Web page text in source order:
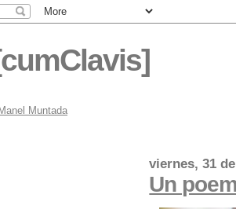
Manel Muntada
viernes, 31
Un